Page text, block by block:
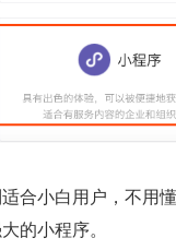
合小白用户，不用
的小程序。